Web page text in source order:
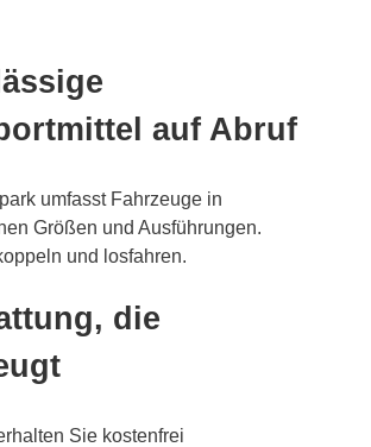
auf Abruf
umfasst Fahrzeuge in
Größen und Ausführungen.
und losfahren.
die
Sie kostenfrei